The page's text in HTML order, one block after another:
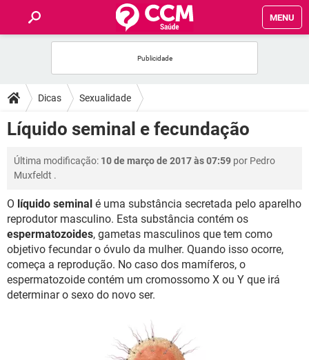
MENU
FÓRUM
SAÚDE
FAMÍLIA
BEM-ESTAR
SEXUALIDADE
GLOSSÁRIO
Dicas Sexualidade
Líquido seminal e fecundação
Última modificação: 10 de março de 2017 às 07:59 por Pedro
Muxfeldt .
O líquido seminal é uma substância secretada pelo aparelho
reprodutor masculino. Esta substância contém os
espermatozoides, gametas masculinos que tem como
objetivo fecundar o óvulo da mulher. Quando isso ocorre,
começa a reprodução. No caso dos mamíferos, o
espermatozoide contém um cromossomo X ou Y que irá
determinar o sexo do novo ser.